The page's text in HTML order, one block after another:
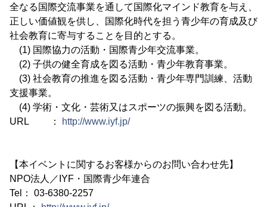
全なる国際交流事業を通して国際化マインド教育を与え、
正しい価値観を供し、国際化時代を担う青少年の育成及び
社会教育に寄与することを目的とする。
(1) 国際協力の活動・国際青少年交流事業。
(2) 子供の健全育成を図る活動・青少年教育事業。
(3) 社会教育の推進を図る活動・青少年専門訓練、活動
支援事業。
(4) 学術・文化・芸術又はスポーツの振興を図る活動。
URL ：
http://www.iyf.jp/
【本イベントに関するお客様からのお問い合わせ先】
NPO法人／IYF・国際青少年連合
Tel： 03-6380-2257